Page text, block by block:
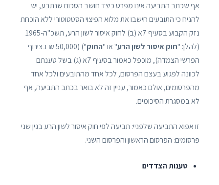
אף שכתב התביעה אינו מפרט כיצד חושב הסכום שנתבע, יש
להניח כי התובעים חישבו את מלוא הפיצוי הסטטוטורי ללא הוכחת
נזק הקבוע בסעיף 7א (ב) לחוק איסור לשון הרע, תשכ"ה-1965
(להלן: "חוק איסור לשון הרע" או "החוק
") (50,000 ₪ בצירוף
הפרשי הצמדה), מוכפל כאמור בסעיף 7א (ג) בשל טענתם
לכוונה לפגוע בעצם הפרסום, לכל אחד מהתובעים ולכל אחד
מהפרסומים, אולם כאמור, עניין זה לא בואר בכתב התביעה, אף
לא במסגרת הסיכומים.
זו אפוא התביעה שלפניי: תביעה לפי חוק איסור לשון הרע בגין שני
פרסומים: הפרסום הראשון והפרסום השני.
טענות הצדדים